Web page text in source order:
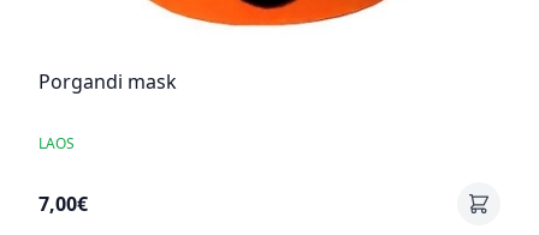
Porgandi mask
LAOS
7,00€